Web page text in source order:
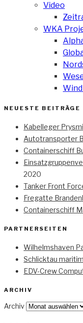
Video
WKA
NEUESTE BEITRÄGE
Kabelleger
Autotransporter
Containerschiff
2020
Tanker Front
Fregatte
Containerschiff
PARTNERSEITEN
Wilhelmshaven
Schlicktau maritim
EDV-Crew
ARCHIV
Archiv